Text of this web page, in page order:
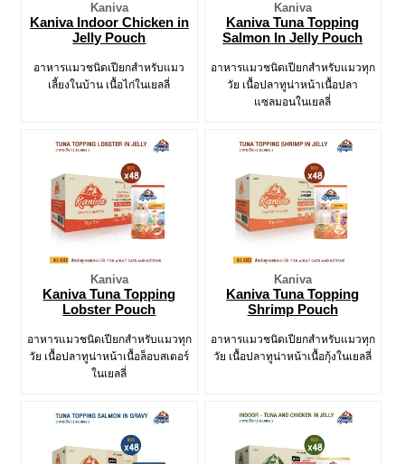
Kaniva
Kaniva Indoor Chicken in
Jelly Pouch
อาหารแมวชนิดเปียกสำหรับแมว
เลี้ยงในบ้าน เนื้อไก่ในเยลลี่
Kaniva
Kaniva Tuna Topping
Salmon In Jelly Pouch
อาหารแมวชนิดเปียกสำหรับแมวทุก
วัย เนื้อปลาทูน่าหน้าเนื้อปลา
แซลมอนในเยลลี่
Kaniva
Kaniva Tuna Topping
Lobster Pouch
อาหารแมวชนิดเปียกสำหรับแมวทุก
วัย เนื้อปลาทูน่าหน้าเนื้อล็อบสเตอร์
ในเยลลี่
Kaniva
Kaniva Tuna Topping
Shrimp Pouch
อาหารแมวชนิดเปียกสำหรับแมวทุก
วัย เนื้อปลาทูน่าหน้าเนื้อกุ้งในเยลลี่